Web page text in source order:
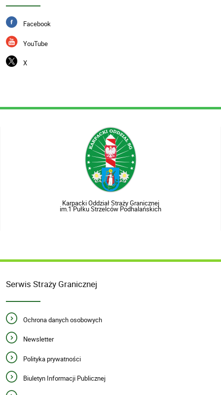
Facebook
YouTube
X
Karpacki Oddział Straży Granicznej
im.1 Pułku Strzelców Podhalańskich
Serwis Straży Granicznej
Ochrona danych osobowych
Newsletter
Polityka prywatności
Biuletyn Informacji Publicznej